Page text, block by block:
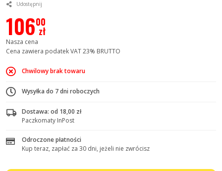
Udostępnij
10600
zł
Nasza cena
Cena zawiera podatek VAT 23% BRUTTO
Chwilowy brak towaru
Wysyłka do 7 dni roboczych
Dostawa: od 18,00 zł
Paczkomaty InPost
Odroczone płatności
Kup teraz, zapłać za 30 dni, jeżeli nie zwrócisz